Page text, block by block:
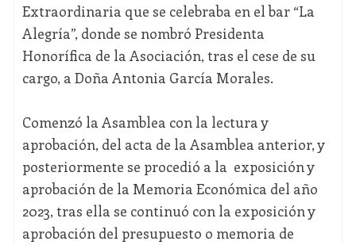
Extraordinaria que se celebraba en el bar “La
Alegría”, donde se nombró Presidenta
Honorífica de la Asociación, tras el cese de su
cargo, a Doña Antonia García Morales.
Comenzó la Asamblea con la lectura y
aprobación, del acta de la Asamblea anterior, y
posteriormente se procedió a la exposición y
aprobación de la Memoria Económica del año
2023, tras ella se continuó con la exposición y
aprobación del presupuesto o memoria de